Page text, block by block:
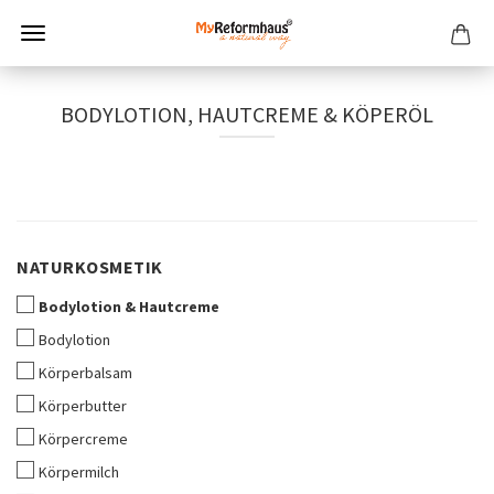
BODYLOTION, HAUTCREME & KÖPERÖL
NATURKOSMETIK
NATURKOSMETIK
Bodylotion & Hautcreme
Bodylotion
Körperbalsam
Körperbutter
Körpercreme
Körpermilch